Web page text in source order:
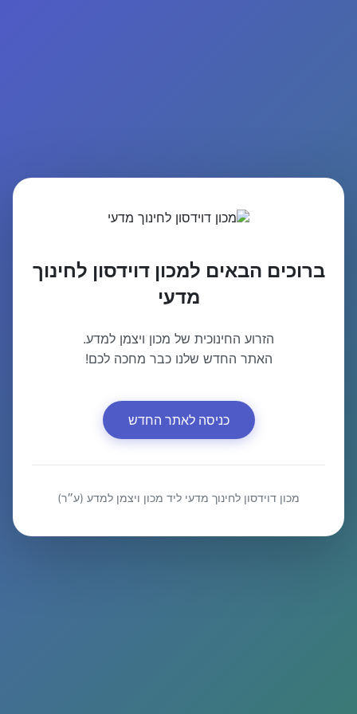
ברוכים הבאים למכון דוידסון לחינוך
מדעי
הזרוע החינוכית של מכון ויצמן למדע.
האתר החדש שלנו כבר מחכה לכם!
כניסה לאתר החדש
מכון דוידסון לחינוך מדעי ליד מכון ויצמן למדע (ע״ר)